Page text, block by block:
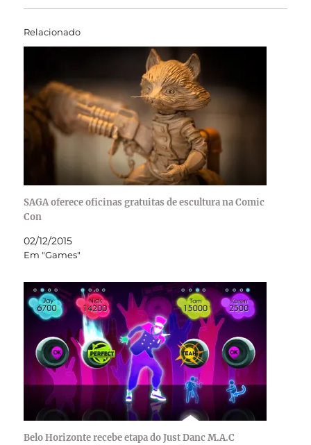
Relacionado
SAGA oferece oficinas gratuitas de escultura na Comic
Con
02/12/2015
Em "Games"
Belo Horizonte recebe etapa do Just Danc M.A.C